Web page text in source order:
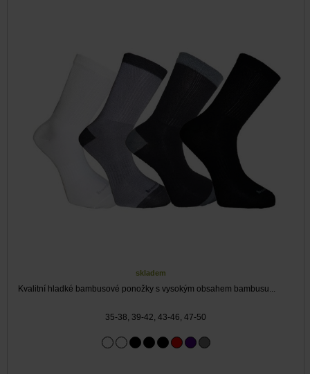
skladem
Kvalitní hladké bambusové ponožky s vysokým obsahem bambusu...
35-38, 39-42, 43-46, 47-50